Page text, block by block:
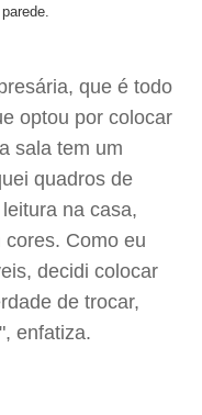
que é todo
optou por colocar
sala tem um
quadros de
na casa,
Como eu
decidi colocar
de trocar,
enfatiza.